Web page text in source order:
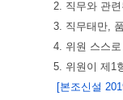
2. 직무와 관
3. 직무태만,
4. 위원 스스
5. 위원이 제1
[본조신설